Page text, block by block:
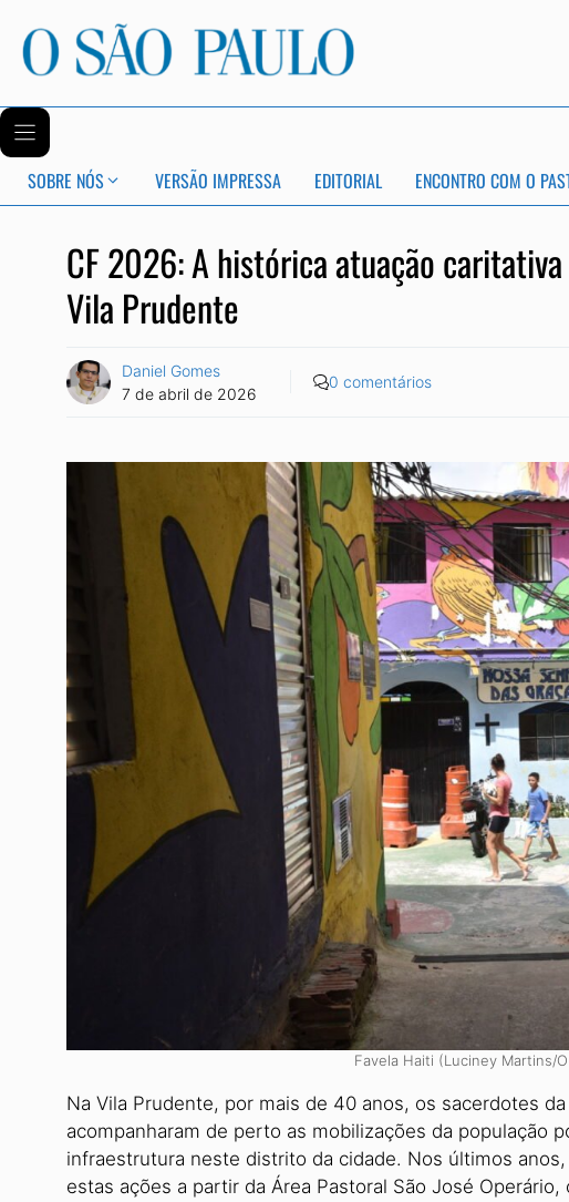
SOBRE NÓS VERSÃO IMPRESSA EDITORIAL ENCONTRO COM O
CF 2026: A histórica atuação
Vila Prudente
Daniel Gomes
7 de abril de 2026
0 comentários
Favela Haiti (Luciney Martins/O
Na Vila Prudente, por mais de 40 anos, os sacerdotes
acompanharam de perto as mobilizações da população
infraestrutura neste dis­trito da cidade. Nos últimos
estas ações a partir da Área Pastoral São José